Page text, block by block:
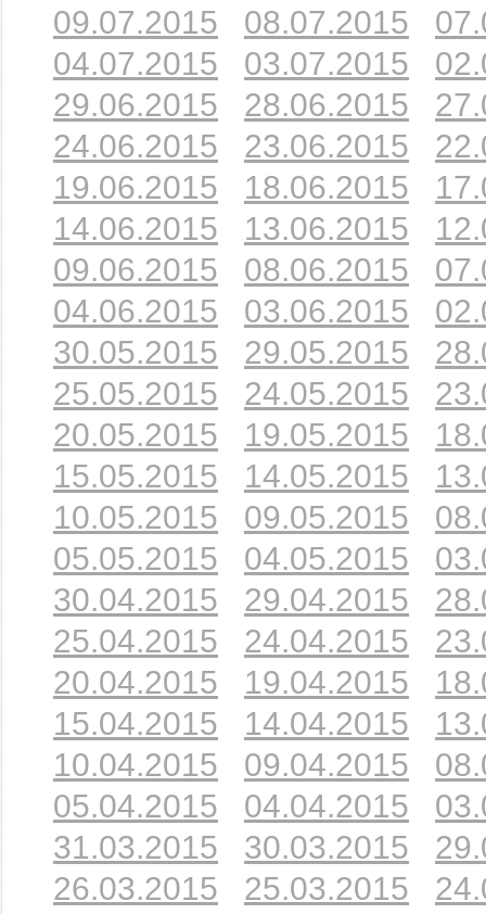
09.07.2015
08.07.2015
04.07.2015
03.07.2015
29.06.2015
28.06.2015
24.06.2015
23.06.2015
19.06.2015
18.06.2015
14.06.2015
13.06.2015
09.06.2015
08.06.2015
04.06.2015
03.06.2015
30.05.2015
29.05.2015
25.05.2015
24.05.2015
20.05.2015
19.05.2015
15.05.2015
14.05.2015
10.05.2015
09.05.2015
05.05.2015
04.05.2015
30.04.2015
29.04.2015
25.04.2015
24.04.2015
20.04.2015
19.04.2015
15.04.2015
14.04.2015
10.04.2015
09.04.2015
05.04.2015
04.04.2015
31.03.2015
30.03.2015
26.03.2015
25.03.2015